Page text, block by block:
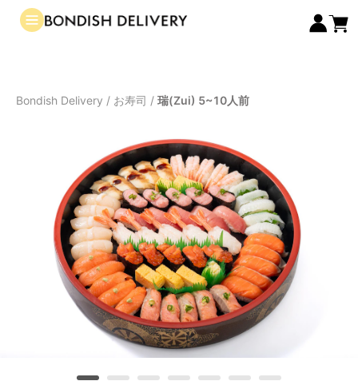
Bondish Delivery / お寿司 / 瑞(Zui) 5~10人前